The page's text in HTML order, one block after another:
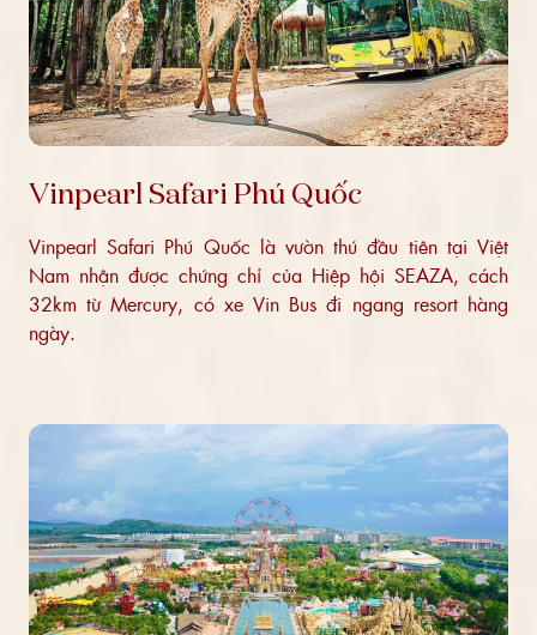
Vinpearl Safari Phú Quốc
Vinpearl Safari Phú Quốc là vườn thú đầu tiên tại Việt
Nam nhận được chứng chỉ của Hiệp hội SEAZA, cách
32km từ Mercury, có xe Vin Bus đi ngang resort hàng
ngày.